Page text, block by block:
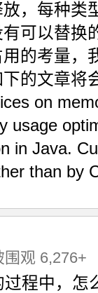
，每种类
可以替换
的考量，
的文章将
on
usage
in Java.
than by
围观 6,276+
过程中，怎